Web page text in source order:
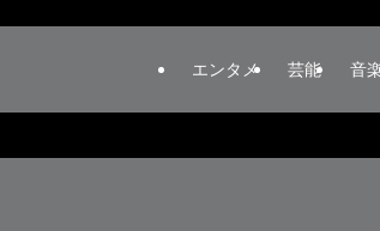
エンタメ 芸能 音